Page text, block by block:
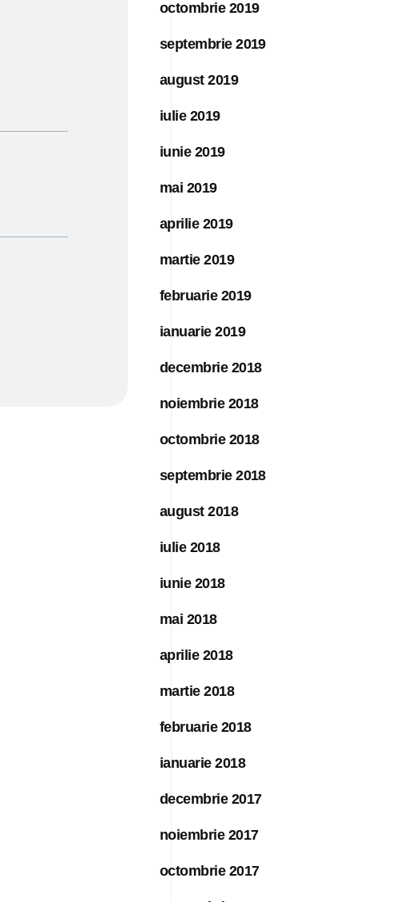
octombrie 2019
septembrie 2019
august 2019
iulie 2019
iunie 2019
mai 2019
aprilie 2019
martie 2019
februarie 2019
ianuarie 2019
decembrie 2018
noiembrie 2018
octombrie 2018
septembrie 2018
august 2018
iulie 2018
iunie 2018
mai 2018
aprilie 2018
martie 2018
februarie 2018
ianuarie 2018
decembrie 2017
noiembrie 2017
octombrie 2017